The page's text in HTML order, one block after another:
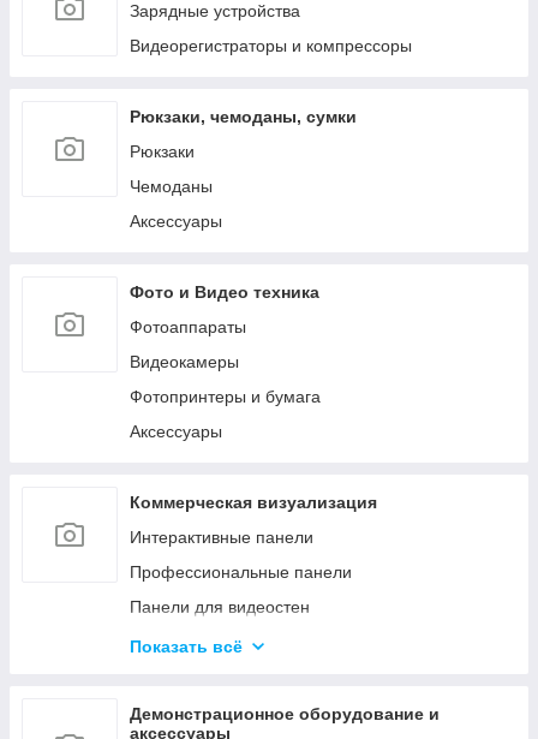
Зарядные устройства
Видеорегистраторы и компрессоры
Рюкзаки, чемоданы, сумки
Рюкзаки
Чемоданы
Аксессуары
Фото и Видео техника
Фотоаппараты
Видеокамеры
Фотопринтеры и бумага
Аксессуары
Коммерческая визуализация
Интерактивные панели
Профессиональные панели
Панели для видеостен
Интерактивные мониторы
Управление сигналом
Показать всё
Демонстрационное оборудование и
аксессуары